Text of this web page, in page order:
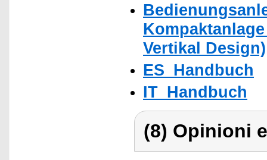
Vertikal Design)
ES_Handbuch
IT_Handbuch
(8) Opinioni